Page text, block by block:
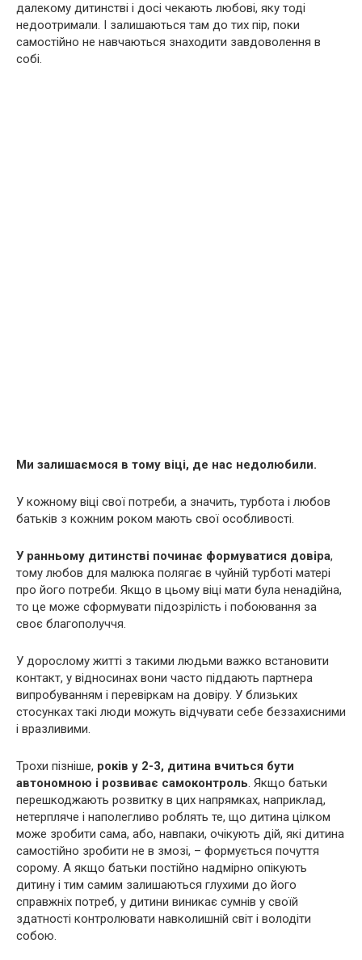
далекому дитинстві і досі чекають любові, яку тоді
недоотримали. І залишаються там до тих пір, поки
самостійно не навчаються знаходити завдоволення в
собі.
Ми залишаємося в тому віці, де нас недолюбили.
У кожному віці свої потреби, а значить, турбота і любов
батьків з кожним роком мають свої особливості.
У ранньому дитинстві починає формуватися довіра,
тому любов для малюка полягає в чуйній турботі матері
про його потреби. Якщо в цьому віці мати була ненадійна,
то це може сформувати підозрілість і побоювання за
своє благополуччя.
У дорослому житті з такими людьми важко встановити
контакт, у відносинах вони часто піддають партнера
випробуванням і перевіркам на довіру. У близьких
стосунках такі люди можуть відчувати себе беззахисними
і вразливими.
Трохи пізніше, років у 2-3, дитина вчиться бути
автономною і розвиває самоконтроль. Якщо батьки
перешкоджають розвитку в цих напрямках, наприклад,
нетерпляче і наполегливо роблять те, що дитина цілком
може зробити сама, або, навпаки, очікують дій, які дитина
самостійно зробити не в змозі, – формується почуття
сорому. А якщо батьки постійно надмірно опікують
дитину і тим самим залишаються глухими до його
справжніх потреб, у дитини виникає сумнів у своїй
здатності контролювати навколишній світ і володіти
собою.